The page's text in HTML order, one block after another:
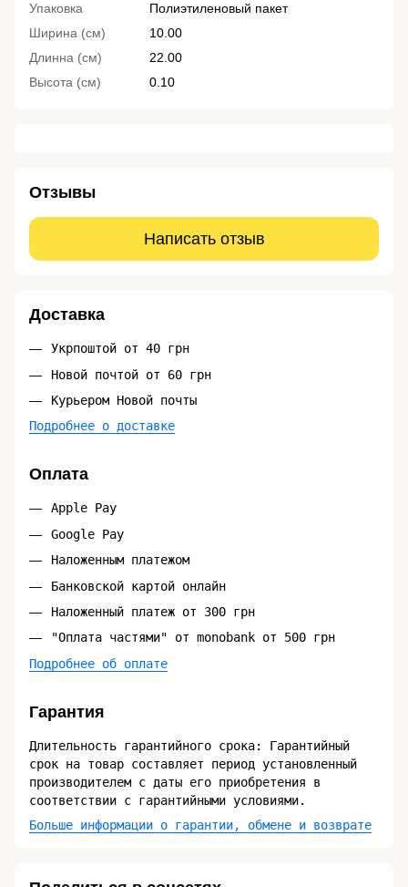
Упаковка
Полиэтиленовый пакет
Ширина (см)
10.00
Длинна (см)
22.00
Высота (см)
0.10
Отзывы
Написать отзыв
Доставка
Укрпоштой от 40 грн
Новой почтой от 60 грн
Курьером Новой почты
Подробнее о доставке
Оплата
Apple Pay
Google Pay
Наложенным платежом
Банковской картой онлайн
Наложенный платеж от 300 грн
"Оплата частями" от monobank от 500 грн
Подробнее об оплате
Гарантия
Длительность гарантийного срока: Гарантийный
срок на товар составляет период установленный
производителем с даты его приобретения в
соответствии с гарантийными условиями.
Больше информации о гарантии, обмене и возврате